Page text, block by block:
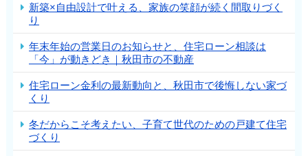
新築×自由設計で叶える、家族の笑顔が続く間取りづく
り
年末年始の営業日のお知らせと、住宅ローン相談は
「今」が動きどき｜秋田市の不動産
住宅ローン金利の最新動向と、秋田市で後悔しない家づ
くり
冬だからこそ考えたい、子育て世代のための戸建て住宅
づくり